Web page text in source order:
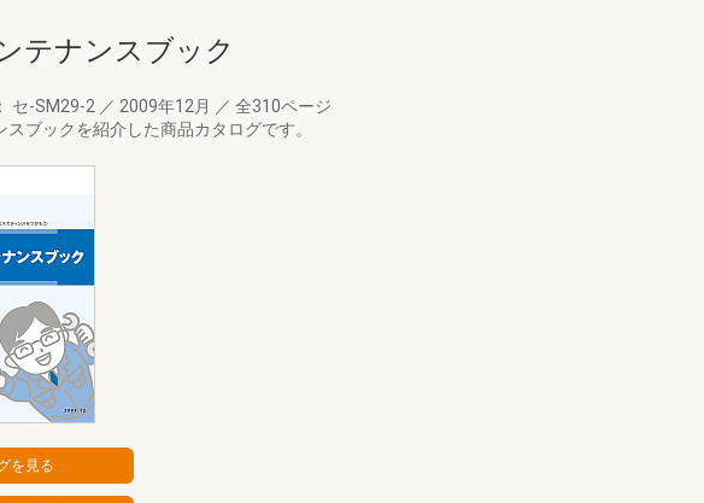
テナンスブック
セ-SM29-2 ／ 2009年12月 ／ 全310ページ
スブックを紹介した商品カタログです。